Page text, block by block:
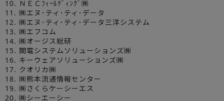
10. ＮＥＣﾌｨｰﾙﾃﾞｨﾝｸﾞ㈱
11. ㈱エヌ･ティ･ティ･データ
12. ㈱エヌ･ティ･ティ･データ三洋システム
13. ㈱エフコム
14. ㈱オージス総研
15. 関電システムソリューションズ㈱
16. キーウェアソリューションズ㈱
17. クオリカ㈱
18. ㈱熊本流通情報センター
19. ㈱さくらケーシーエス
20. ㈱シーエーシー